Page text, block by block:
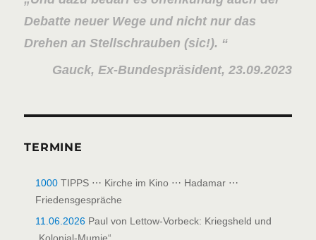
Debatte neuer Wege und nicht nur das
Drehen an Stellschrauben (sic!).
Gauck, Ex-Bundespräsident, 23.09.2023
TERMINE
1000 TIPPS ⋯ Kirche im Kino ⋯ Hadamar ⋯
Friedensgespräche
11.06.2026 Paul von Lettow-Vorbeck: Kriegsheld und
„Kolonial-Mumie“